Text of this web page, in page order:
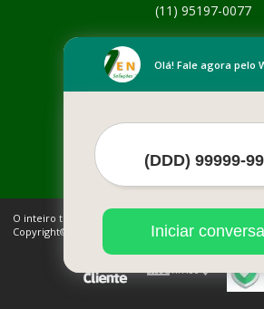
(11) 95197-0077
Empresa
Contato
Mais Serviços
O inteiro teor deste site está sujeito à proteção de
Copyright© SEVEN RESIDUOS (Lei 9610 de 19/02/1998)
Olá! Fale agora pelo
Iniciar conversa